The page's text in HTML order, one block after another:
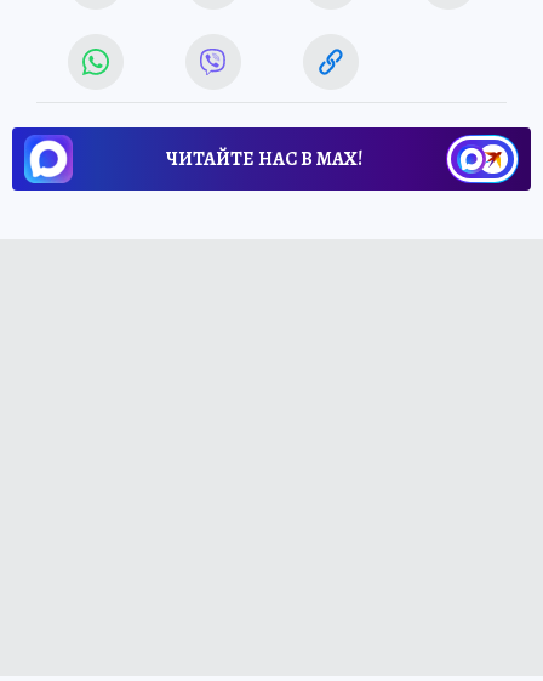
ЧИТАЙТЕ НАС В МАХ!